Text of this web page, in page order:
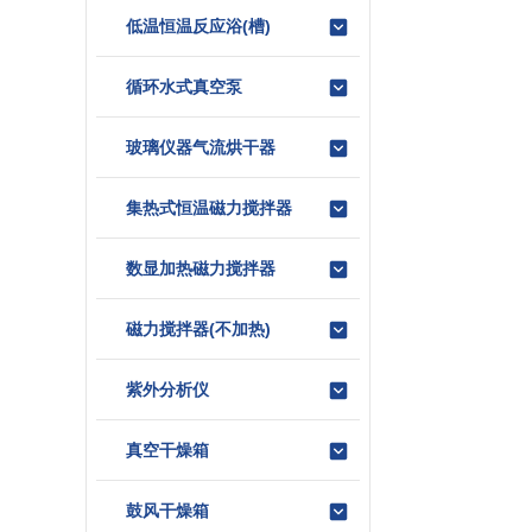
低温恒温反应浴(槽)
循环水式真空泵
玻璃仪器气流烘干器
集热式恒温磁力搅拌器
数显加热磁力搅拌器
磁力搅拌器(不加热)
紫外分析仪
真空干燥箱
鼓风干燥箱